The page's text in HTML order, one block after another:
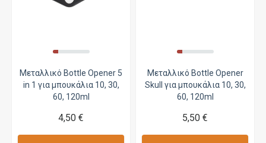
Μεταλλικό Bottle Opener 5
in 1 για μπουκάλια 10, 30,
60, 120ml
4,50 €
Μεταλλικό Bottle Opener
Skull για μπουκάλια 10, 30,
60, 120ml
5,50 €